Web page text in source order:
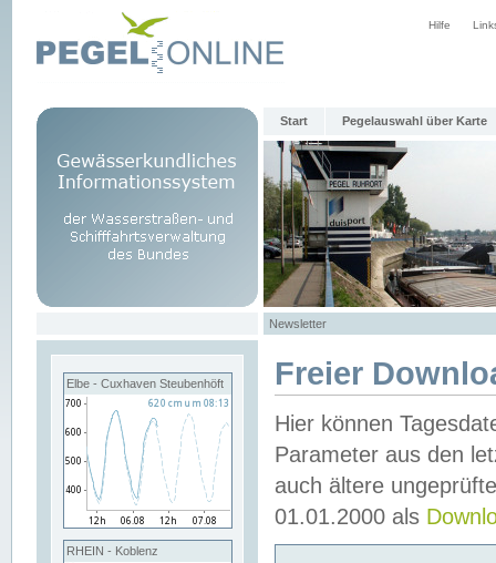
Hilfe
Start Pegelauswahl über Karte
Newsletter
Elbe - Cuxhaven Steubenhöft
RHEIN - Koblenz
Freier
Hier können
Parameter aus den
auch ältere
01.01.2000 als